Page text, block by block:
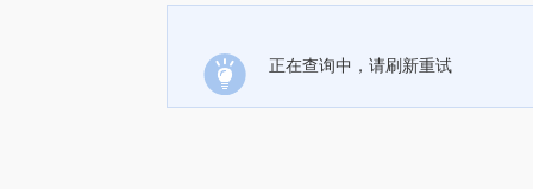
正在查询中，请刷新重试